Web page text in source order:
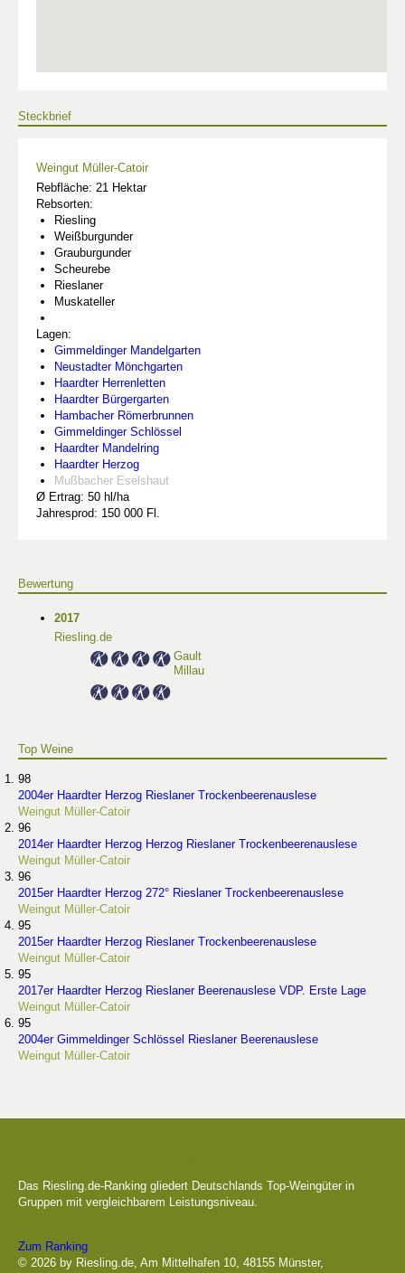
Steckbrief
Weingut Müller-Catoir
Rebfläche: 21 Hektar
Rebsorten:
Riesling
Weißburgunder
Grauburgunder
Scheurebe
Rieslaner
Muskateller
Lagen:
Gimmeldinger Mandelgarten
Neustadter Mönchgarten
Haardter Herrenletten
Haardter Bürgergarten
Hambacher Römerbrunnen
Gimmeldinger Schlössel
Haardter Mandelring
Haardter Herzog
Mußbacher Eselshaut
Ø Ertrag: 50 hl/ha
Jahresprod: 150 000 Fl.
Bewertung
2017
Riesling.de
Gault
Millau
Top Weine
98
2004er Haardter Herzog Rieslaner Trockenbeerenauslese
Weingut Müller-Catoir
96
2014er Haardter Herzog Herzog Rieslaner Trockenbeerenauslese
Weingut Müller-Catoir
96
2015er Haardter Herzog 272° Rieslaner Trockenbeerenauslese
Weingut Müller-Catoir
95
2015er Haardter Herzog Rieslaner Trockenbeerenauslese
Weingut Müller-Catoir
95
2017er Haardter Herzog Rieslaner Beerenauslese VDP. Erste Lage
Weingut Müller-Catoir
95
2004er Gimmeldinger Schlössel Rieslaner Beerenauslese
Weingut Müller-Catoir
Das Riesling.de-Ranking gliedert Deutschlands Top-Weingüter in
Gruppen mit vergleichbarem Leistungsniveau.
Zum Ranking
© 2026 by Riesling.de, Am Mittelhafen 10, 48155 Münster,